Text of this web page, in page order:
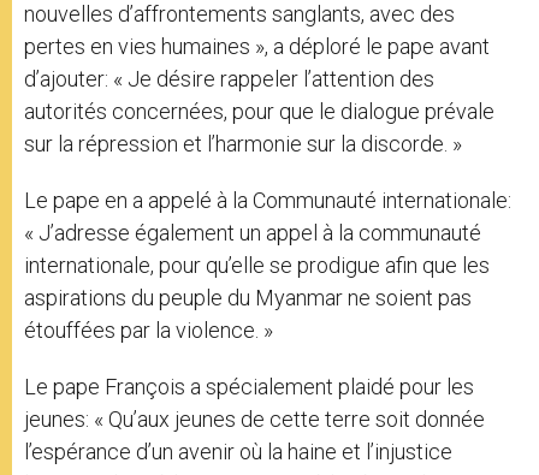
nouvelles d’affrontements sanglants, avec des
pertes en vies humaines », a déploré le pape avant
d’ajouter: « Je désire rappeler l’attention des
autorités concernées, pour que le dialogue prévale
sur la répression et l’harmonie sur la discorde. »
Le pape en a appelé à la Communauté internationale:
« J’adresse également un appel à la communauté
internationale, pour qu’elle se prodigue afin que les
aspirations du peuple du Myanmar ne soient pas
étouffées par la violence. »
Le pape François a spécialement plaidé pour les
jeunes: « Qu’aux jeunes de cette terre soit donnée
l’espérance d’un avenir où la haine et l’injustice